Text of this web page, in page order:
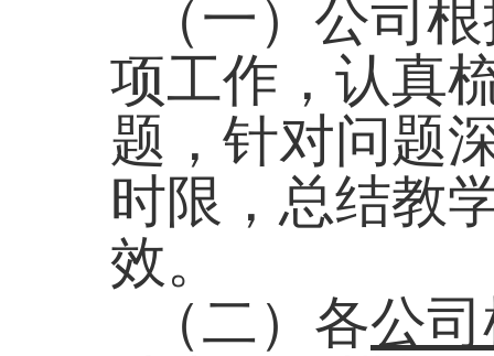
（一）公司
项工作，认真
题，针对问题
时限，总结教
效。
（二）各公